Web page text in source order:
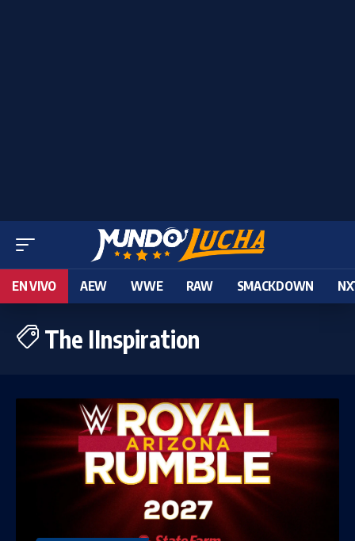
EN VIVO AEW WWE RAW SMACKDOWN
The IInspiration